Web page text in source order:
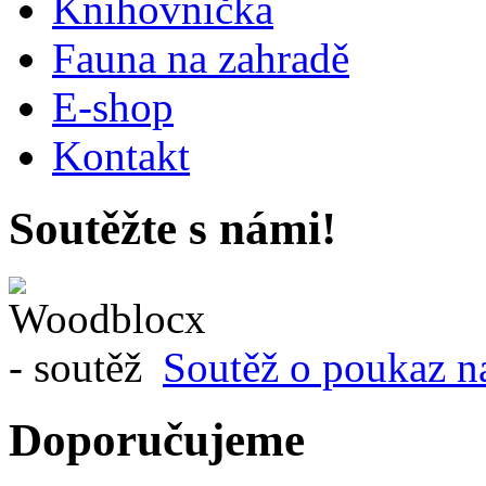
Knihovnička
Fauna na zahradě
E-shop
Kontakt
Soutěžte s námi!
Soutěž o poukaz
Doporučujeme